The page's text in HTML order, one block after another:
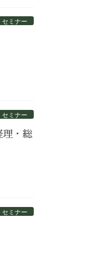
セミナー
セミナー
理・総
セミナー